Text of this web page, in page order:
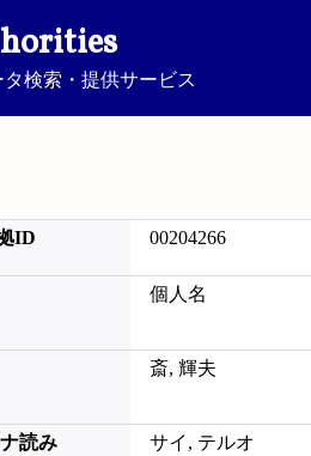
検索・提供サービス
ID 00204266
個人名
斎, 輝夫
読み サイ, テルオ